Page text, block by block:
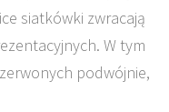
siatkówki zwracają
W tym
podwójnie,